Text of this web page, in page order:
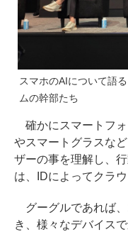
スマホのAIについて語
ムの幹部たち
確かにスマートフォ
やスマートグラスな
ザーの事を理解し、
は、IDによってクラ
グーグルであれば
き、様々なデバイス